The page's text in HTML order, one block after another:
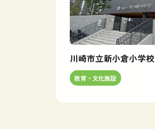
川崎市立新小倉小学校
教育・文化施設